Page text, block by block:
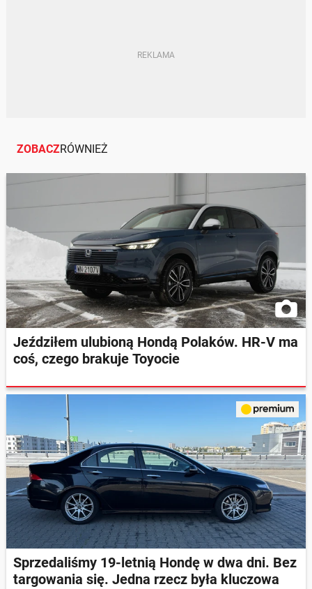
ZOBACZRÓWNIEŻ
Jeździłem ulubioną Hondą Polaków. HR-V ma
coś, czego brakuje Toyocie
Sprzedaliśmy 19-letnią Hondę w dwa dni. Bez
targowania się. Jedna rzecz była kluczowa